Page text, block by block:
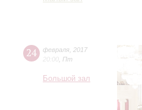
24 февраля 2017
20:00 Пт
Большой зал